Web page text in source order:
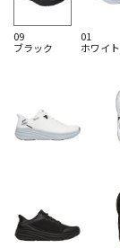
09
ブラック
01
ホワイト